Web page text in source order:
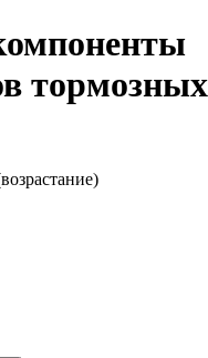
тормозных